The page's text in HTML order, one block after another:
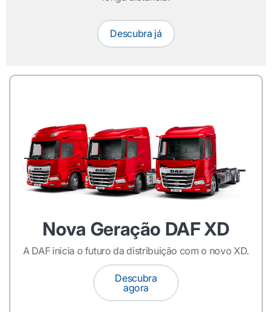
Descubra já
Nova Geração DAF XD
A DAF inicia o futuro da distribuição com o novo XD.
Descubra
agora